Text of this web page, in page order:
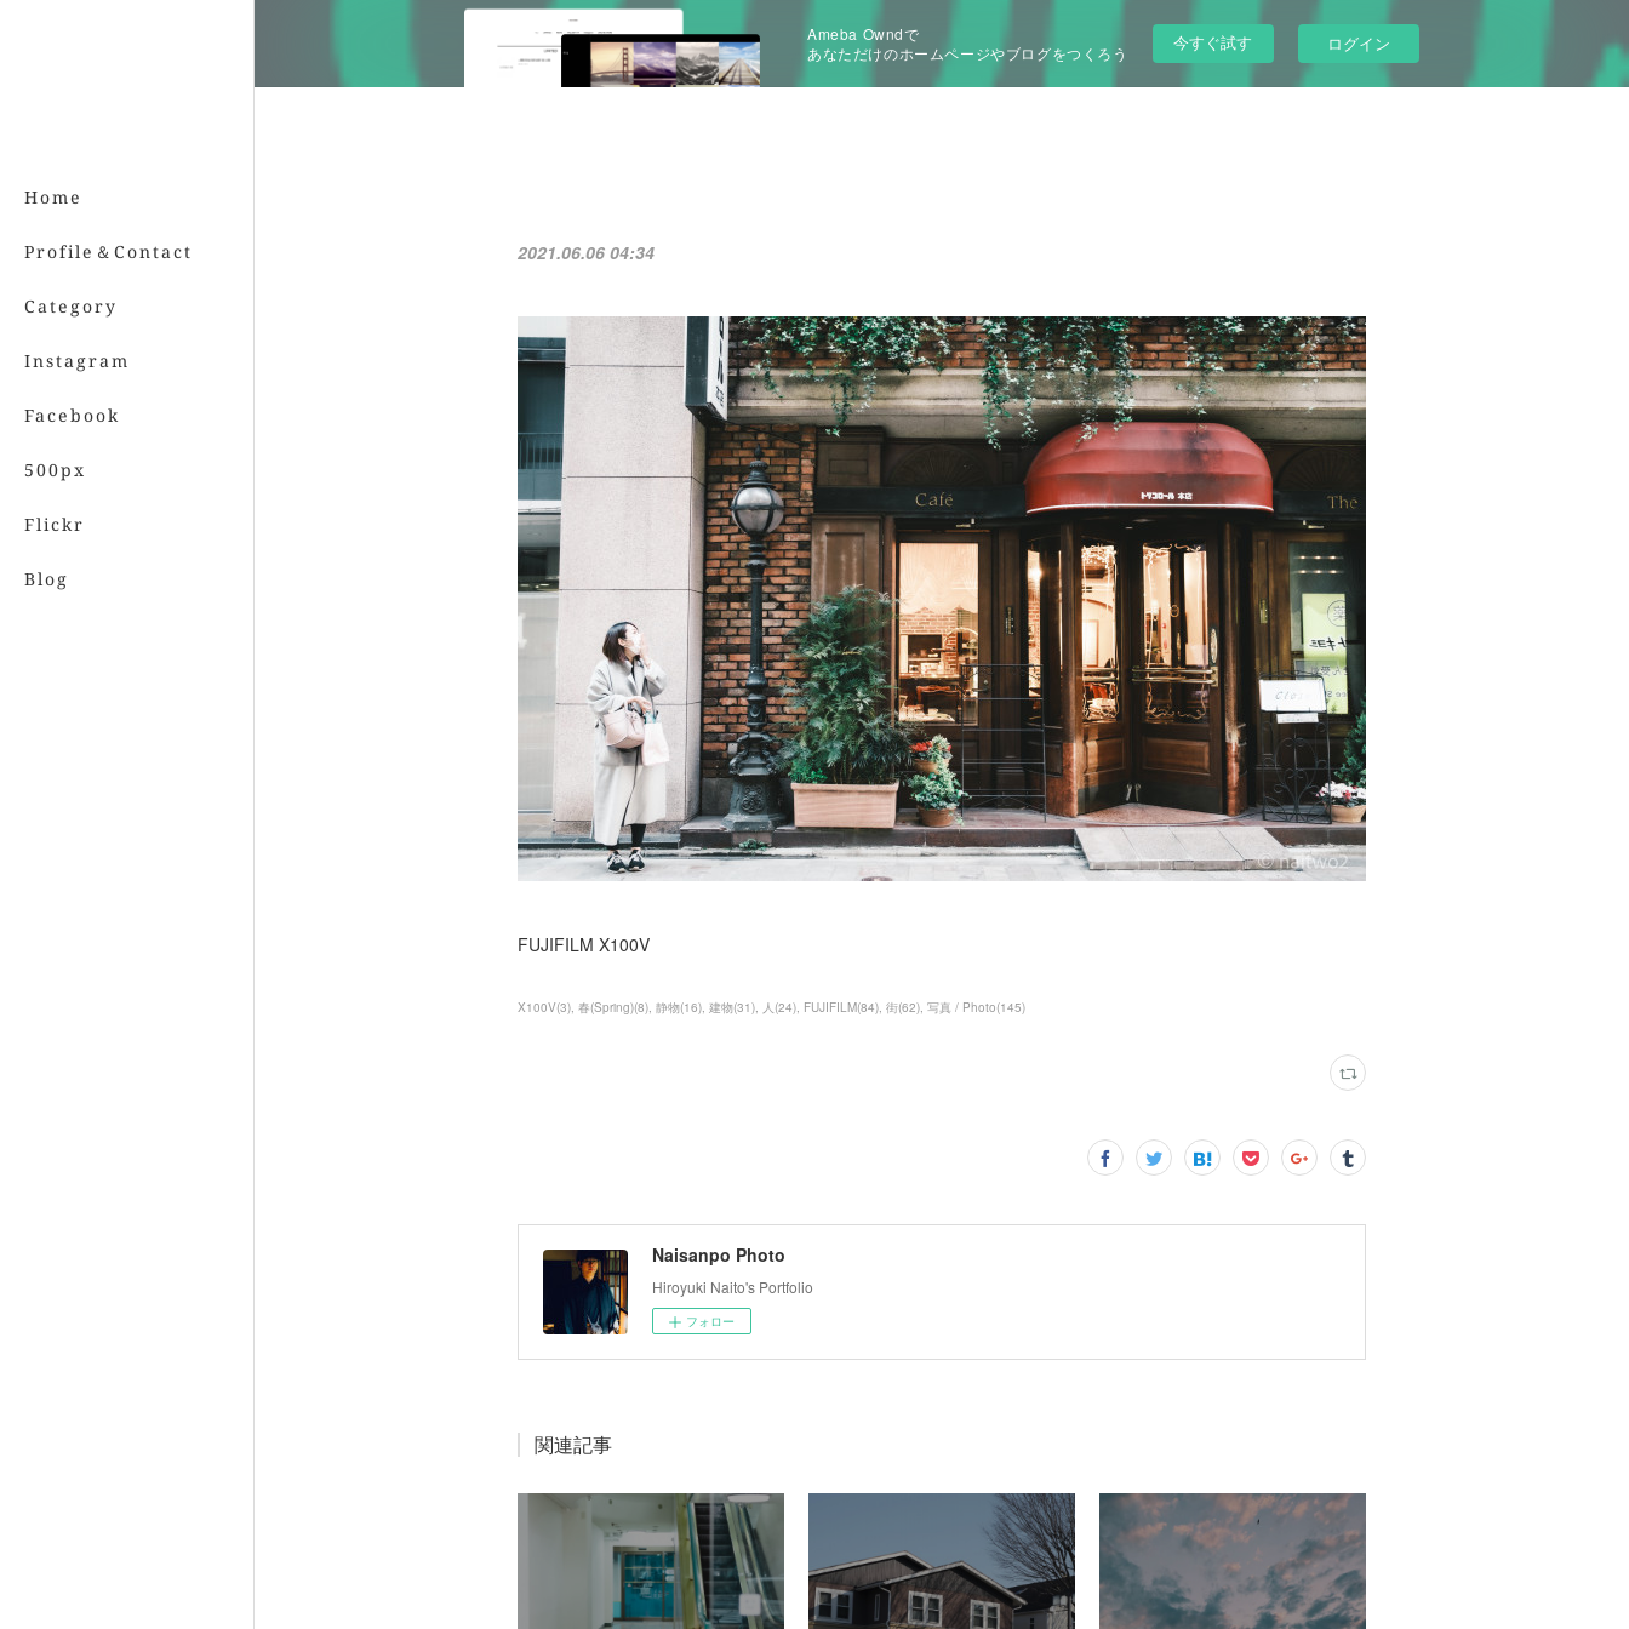
Home
Profile＆Contact
Category
Instagram
Facebook
500px
Flickr
Blog
Ameba Owndで
あなただけのホームページやブログをつくろう
今すぐ試す ログイン
2021.06.06 04:34
FUJIFILM X100V
X100V(3) 春(Spring)(8) 静物(16) 建物(31) 人 (24) FUJIFILM(84) 街(62) 写真 / Photo(145)
Naisanpo Photo
Hiroyuki Naito's Portfolio
フォロー
関連記事